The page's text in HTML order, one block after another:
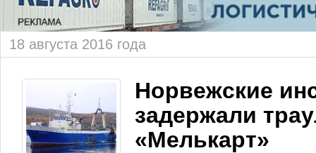
18 августа 2016 года
Норвежские
задержали
«Мелькарт»